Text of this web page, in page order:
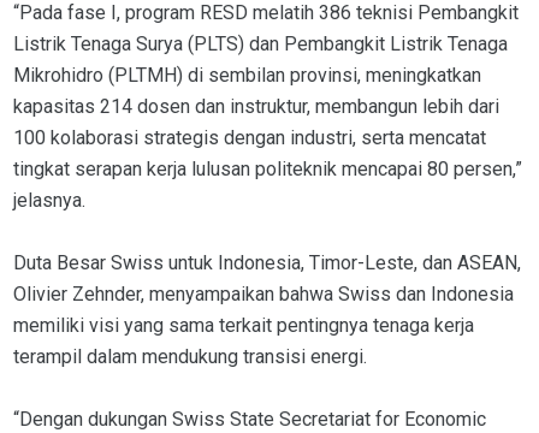
“Pada fase I, program RESD melatih 386 teknisi Pembangkit
Listrik Tenaga Surya (PLTS) dan Pembangkit Listrik Tenaga
Mikrohidro (PLTMH) di sembilan provinsi, meningkatkan
kapasitas 214 dosen dan instruktur, membangun lebih dari
100 kolaborasi strategis dengan industri, serta mencatat
tingkat serapan kerja lulusan politeknik mencapai 80 persen,”
jelasnya.
Duta Besar Swiss untuk Indonesia, Timor-Leste, dan ASEAN,
Olivier Zehnder, menyampaikan bahwa Swiss dan Indonesia
memiliki visi yang sama terkait pentingnya tenaga kerja
terampil dalam mendukung transisi energi.
“Dengan dukungan Swiss State Secretariat for Economic